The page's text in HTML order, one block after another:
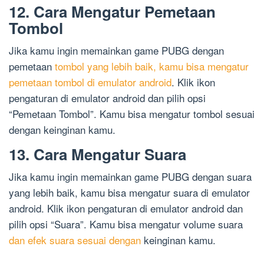
12. Cara Mengatur Pemetaan
Tombol
Jika kamu ingin memainkan game PUBG dengan
pemetaan tombol yang lebih baik, kamu bisa mengatur
pemetaan tombol di emulator android. Klik ikon
pengaturan di emulator android dan pilih opsi
“Pemetaan Tombol”. Kamu bisa mengatur tombol sesuai
dengan keinginan kamu.
13. Cara Mengatur Suara
Jika kamu ingin memainkan game PUBG dengan suara
yang lebih baik, kamu bisa mengatur suara di emulator
android. Klik ikon pengaturan di emulator android dan
pilih opsi “Suara”. Kamu bisa mengatur volume suara
dan efek suara sesuai dengan keinginan kamu.